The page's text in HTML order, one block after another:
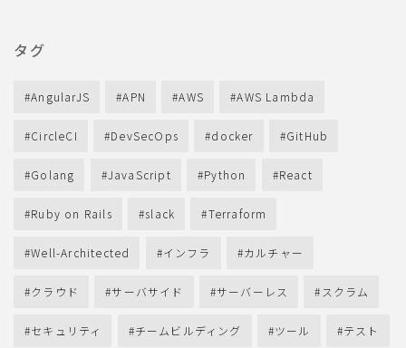
タグ
AngularJS APN AWS AWS Lambda
CircleCI DevSecOps docker GitHub
Golang JavaScript Python React
Ruby on Rails slack Terraform
Well-Architected インフラ カルチャー
クラウド サーバサイド サーバーレス スクラム
セキュリティ チームビルディング ツール テスト